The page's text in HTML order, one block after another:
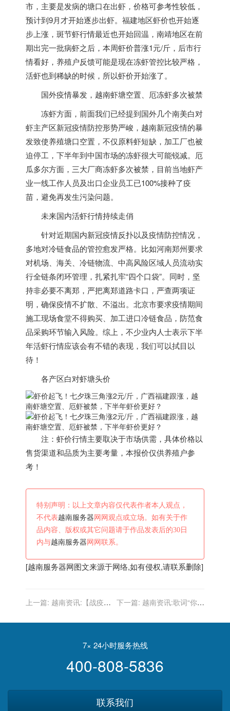
市，主要是发病的塘口在出虾，价格可参考性较低，
预计到9月才开始逐步出虾。 福建地区虾价也开始逐
步上涨，斑节虾行情最近也开始回温， 南靖地区在前
期出完一批病虾之后，本周虾价普涨1元/斤，后市行
情看好，养殖户反馈可能是现在冻虾管控比较严格，
活虾也到稀缺的时候，所以虾价开始涨了。
国外疫情暴发， 越南虾塘空置、 厄冻虾多次被禁
冻虾方面，前面我们已经提到国外几个南美白对
虾主产区新冠疫情防控形势严峻， 越南新冠疫情的暴
发致使养殖塘口空置，不仅原料虾短缺，加工厂也被
迫停工，下半年到中国市场的冻虾很大可能锐减。厄
瓜多尔方面，三大厂商冻虾多次被禁，目前当地虾产
业一线工作人员及出口企业员工已100%接种了疫
苗，避免再发生污染问题。
未来国内活虾行情持续走俏
针对近期国内新冠疫情反扑以及疫情防控情况，
多地对冷链食品的管控愈发严格。比如河南郑州要求
对机场、海关、冷链物流、中高风险区域人员流动实
行全链条闭环管理，扎紧扎牢“四个口袋”。同时，坚
持非必要不离郑，严把离郑道路卡口，严查两项证
明，确保疫情不扩散、不溢出。北京市要求疫情期间
施工现场食堂不得购买、加工进口冷链食品，防范食
品采购环节输入风险。综上，不少业内人士表示下半
年活虾行情应该会有不错的表现，我们可以拭目以
待！
各产区白对虾塘头价
注：虾价行情主要取决于市场供需，具体价格以
售货渠道和品质为主要考量，本报价仅供养殖户参
考！
特别声明：以上文章内容仅代表作者本人观点，
不代表越南服务器 网网观点或立场。如有关于作
品内容、版权或其它问题请于作品发表后的30日
内与越南服务器 网网联系。
[越南服务器网图文来源于网络,如有侵权,请联系删除]
上一篇: 越南资讯:【战疫全
新增死亡349例
下一篇: 越南资讯:歌词“你的
歌名?歌曲填词分别是谁?
7× 24小时服务热线
400-808-5836
联系我们